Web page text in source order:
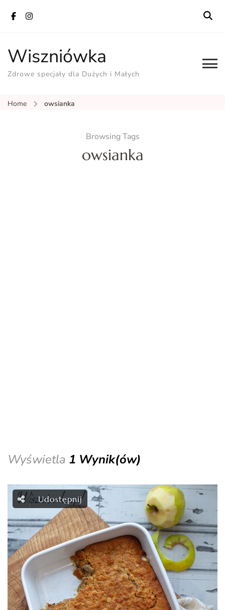
Wiszniówka
Zdrowe specjały dla Dużych i Małych
Home owsianka
Browsing Tags
owsianka
Wyświetla 1 Wynik(ów)
Udostępnij